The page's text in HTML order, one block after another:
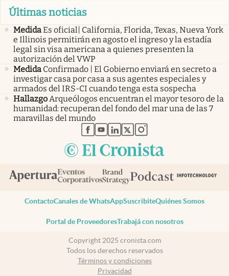
Últimas noticias
MedidaEs oficial| California, Florida, Texas, Nueva York
e Illinois permitirán en agosto el ingreso y la estadía
legal sin visa americana a quienes presenten la
autorización del VWP
Medida Confirmado | El Gobierno enviará en secreto a
investigar casa por casa a sus agentes especiales y
armados del IRS-CI cuando tenga esta sospecha
HallazgoArqueólogos encuentran el mayor tesoro de la
humanidad: recuperan del fondo del mar una de las 7
maravillas del mundo
abre en nueva pestaña
abre en nueva pestaña
abre en nueva pestaña
abre en nueva pestaña
abre en nueva pestaña
ContactoCanales de WhatsAppSuscribiteQuiénes Somos
Portal de ProveedoresTrabajá con nosotros
Copyright 2025 cronista.com
Todos los derechos reservados
Términos y condiciones
Privacidad